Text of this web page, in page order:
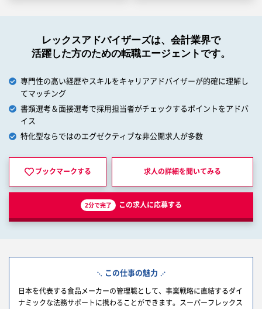
レックスアドバイザーズは、会計業界で
活躍した方のための転職エージェントです。
専門性の高い経歴やスキルをキャリアアドバイザーが的確に理解し
てマッチング
書類選考＆面接選考で採用担当者がチェックするポイントをアドバ
イス
特化型ならではのエグゼクティブな非公開求人が多数
ブックマークする 求人の詳細を聞いてみる
2分で完了 この求人に応募する
この仕事の魅力
日本を代表する食品メーカーの管理職として、事業戦略に直結するダイ
ナミックな法務サポートに携わることができます。スーパーフレックス